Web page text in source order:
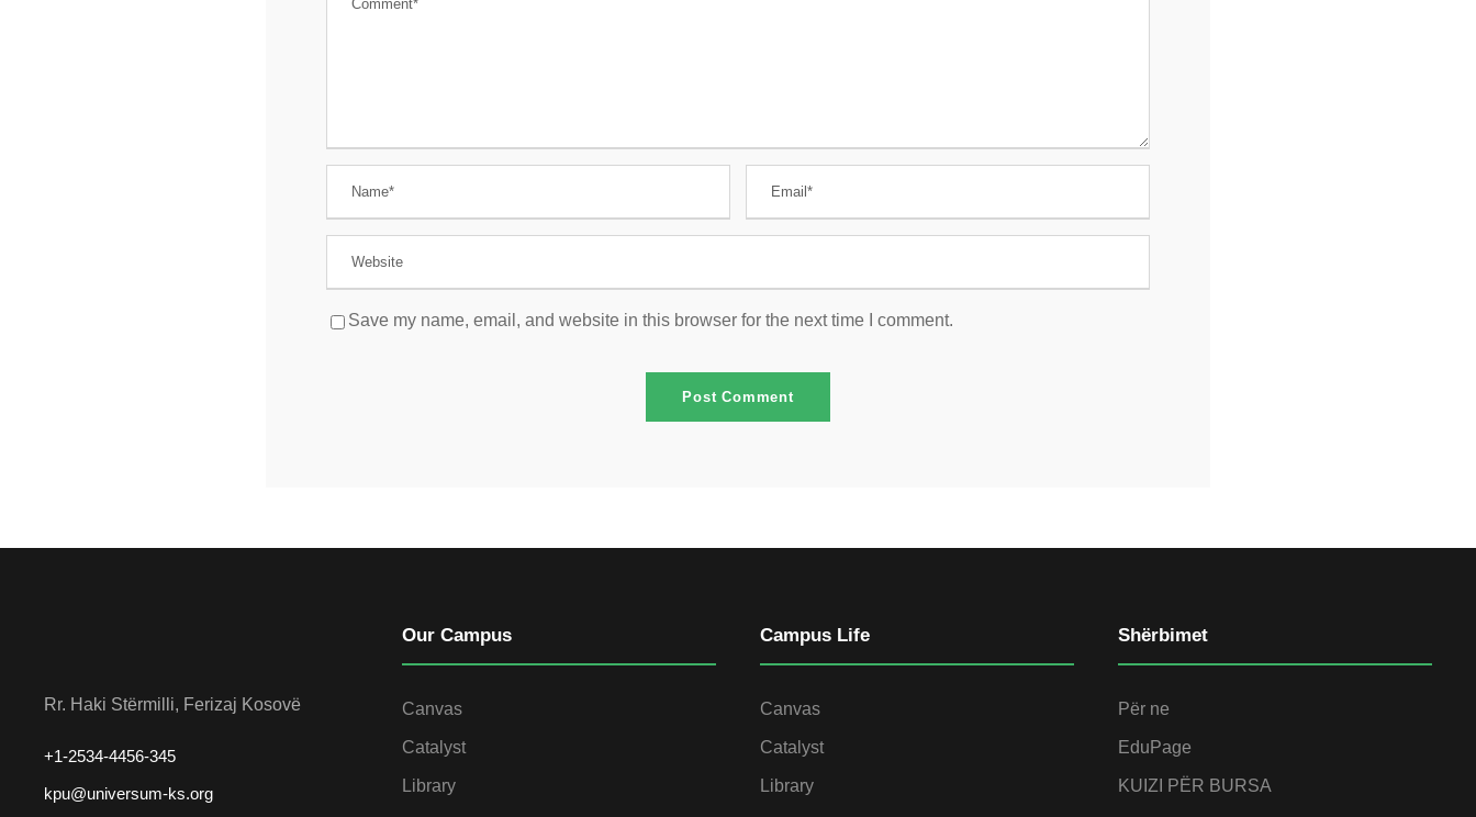
Save my name, email, and website in this browser for the next time I comment.
Rr. Haki Stërmilli, Ferizaj Kosovë
+1-2534-4456-345
kpu@universum-ks.org
Our Campus
Canvas
Catalyst
Library
Campus Life
Canvas
Catalyst
Library
Shërbimet
Për ne
EduPage
KUIZI PËR BURSA